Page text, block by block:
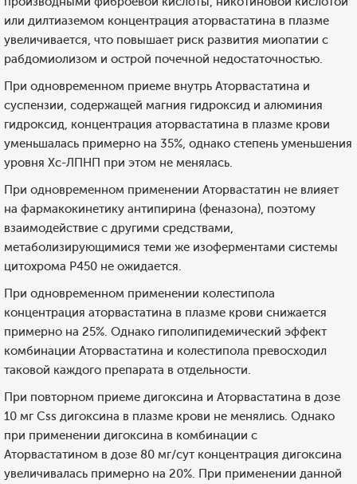
или дилтиаземом концентрация аторвастатина в плазме
увеличивается, что повышает риск развития миопатии с
рабдомиолизом и острой почечной недостаточностью.
При одновременном приеме внутрь Аторвастатина и
суспензии, содержащей магния гидроксид и алюминия
гидроксид, концентрация аторвастатина в плазме крови
уменьшалась примерно на 35%, однако степень уменьшения
уровня Хс-ЛПНП при этом не менялась.
При одновременном применении Аторвастатин не влияет
на фармакокинетику антипирина (феназона), поэтому
взаимодействие с другими средствами,
метаболизирующимися теми же изоферментами системы
цитохрома Р450 не ожидается.
При одновременном применении колестипола
концентрация аторвастатина в плазме крови снижается
примерно на 25%. Однако гиполипидемический эффект
комбинации Аторвастатина и колестипола превосходил
таковой каждого препарата в отдельности.
При повторном приеме дигоксина и Аторвастатина в дозе
10 мг Css дигоксина в плазме крови не менялись. Однако
при применении дигоксина в комбинации с
Аторвастатином в дозе 80 мг/сут концентрация дигоксина
увеличивалась примерно на 20%. При применении данной